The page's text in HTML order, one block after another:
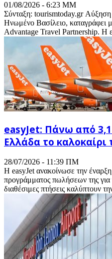
01/08/2026 - 6:23 ΜΜ
Σύνταξη: tourismtoday.gr Αύξηση
Ηνωμένο Βασίλειο, καταγράφει
Advantage Travel Partnership. Η
easyJet: Πάνω από 3,1
Ελλάδα το καλοκαίρι
28/07/2026 - 11:39 ΠΜ
Η easyJet ανακοίνωσε την
προγράμματος πωλήσεων της για
διαθέσιμες πτήσεις καλύπτουν